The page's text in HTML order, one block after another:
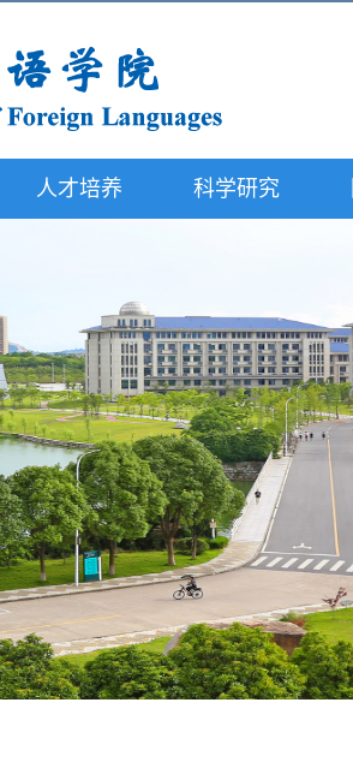
人才培养 科学研究